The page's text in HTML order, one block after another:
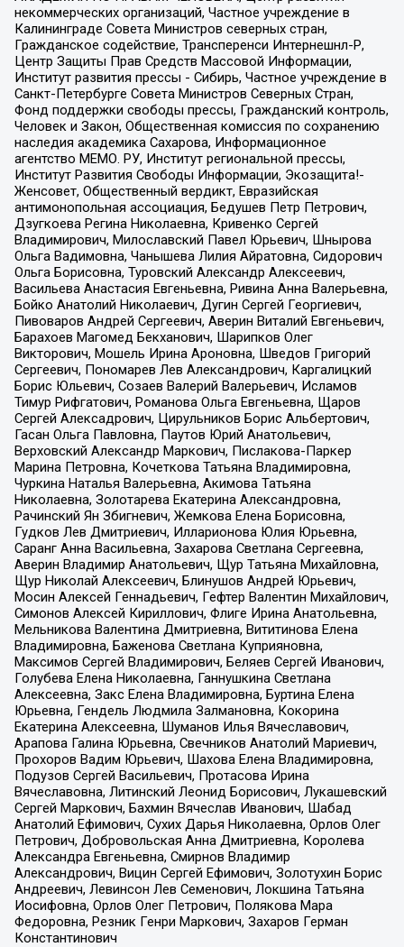
некоммерческих организаций, Частное учреждение в
Калининграде Совета Министров северных стран,
Гражданское содействие, Трансперенси Интернешнл-Р,
Центр Защиты Прав Средств Массовой Информации,
Институт развития прессы - Сибирь, Частное учреждение в
Санкт-Петербурге Совета Министров Северных Стран,
Фонд поддержки свободы прессы, Гражданский контроль,
Человек и Закон, Общественная комиссия по сохранению
наследия академика Сахарова, Информационное
агентство МЕМО. РУ, Институт региональной прессы,
Институт Развития Свободы Информации, Экозащита!-
Женсовет, Общественный вердикт, Евразийская
антимонопольная ассоциация, Бедушев Петр Петрович,
Дзугкоева Регина Николаевна, Кривенко Сергей
Владимирович, Милославский Павел Юрьевич, Шнырова
Ольга Вадимовна, Чанышева Лилия Айратовна, Сидорович
Ольга Борисовна, Туровский Александр Алексеевич,
Васильева Анастасия Евгеньевна, Ривина Анна Валерьевна,
Бойко Анатолий Николаевич, Дугин Сергей Георгиевич,
Пивоваров Андрей Сергеевич, Аверин Виталий Евгеньевич,
Барахоев Магомед Бекханович, Шарипков Олег
Викторович, Мошель Ирина Ароновна, Шведов Григорий
Сергеевич, Пономарев Лев Александрович, Каргалицкий
Борис Юльевич, Созаев Валерий Валерьевич, Исламов
Тимур Рифгатович, Романова Ольга Евгеньевна, Щаров
Сергей Алексадрович, Цирульников Борис Альбертович,
Гасан Ольга Павловна, Паутов Юрий Анатольевич,
Верховский Александр Маркович, Пислакова-Паркер
Марина Петровна, Кочеткова Татьяна Владимировна,
Чуркина Наталья Валерьевна, Акимова Татьяна
Николаевна, Золотарева Екатерина Александровна,
Рачинский Ян Збигневич, Жемкова Елена Борисовна,
Гудков Лев Дмитриевич, Илларионова Юлия Юрьевна,
Саранг Анна Васильевна, Захарова Светлана Сергеевна,
Аверин Владимир Анатольевич, Щур Татьяна Михайловна,
Щур Николай Алексеевич, Блинушов Андрей Юрьевич,
Мосин Алексей Геннадьевич, Гефтер Валентин Михайлович,
Симонов Алексей Кириллович, Флиге Ирина Анатольевна,
Мельникова Валентина Дмитриевна, Вититинова Елена
Владимировна, Баженова Светлана Куприяновна,
Максимов Сергей Владимирович, Беляев Сергей Иванович,
Голубева Елена Николаевна, Ганнушкина Светлана
Алексеевна, Закс Елена Владимировна, Буртина Елена
Юрьевна, Гендель Людмила Залмановна, Кокорина
Екатерина Алексеевна, Шуманов Илья Вячеславович,
Арапова Галина Юрьевна, Свечников Анатолий Мариевич,
Прохоров Вадим Юрьевич, Шахова Елена Владимировна,
Подузов Сергей Васильевич, Протасова Ирина
Вячеславовна, Литинский Леонид Борисович, Лукашевский
Сергей Маркович, Бахмин Вячеслав Иванович, Шабад
Анатолий Ефимович, Сухих Дарья Николаевна, Орлов Олег
Петрович, Добровольская Анна Дмитриевна, Королева
Александра Евгеньевна, Смирнов Владимир
Александрович, Вицин Сергей Ефимович, Золотухин Борис
Андреевич, Левинсон Лев Семенович, Локшина Татьяна
Иосифовна, Орлов Олег Петрович, Полякова Мара
Федоровна, Резник Генри Маркович, Захаров Герман
Константинович